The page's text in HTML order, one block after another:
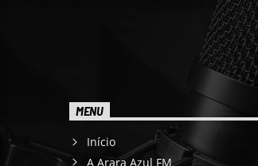
MENU
Início
A Arara Azul FM